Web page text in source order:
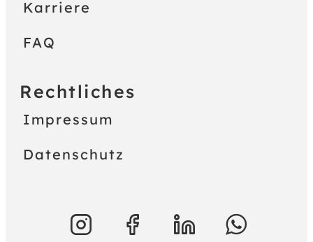
Karriere
FAQ
Rechtliches
Impressum
Datenschutz